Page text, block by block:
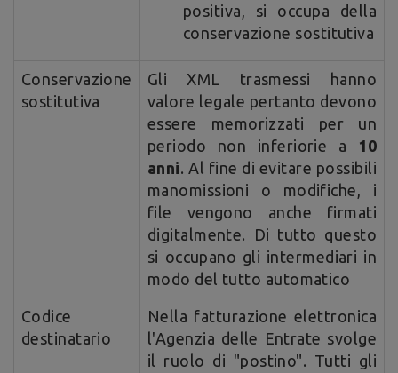
positiva, si occupa della
conservazione sostitutiva
Conservazione
sostitutiva
Gli XML trasmessi hanno
valore legale pertanto devono
essere memorizzati per un
periodo non inferiorie a 10
anni. Al fine di evitare possibili
manomissioni o modifiche, i
file vengono anche firmati
digitalmente. Di tutto questo
si occupano gli intermediari in
modo del tutto automatico
Codice
destinatario
Nella fatturazione elettronica
l'Agenzia delle Entrate svolge
il ruolo di "postino". Tutti gli